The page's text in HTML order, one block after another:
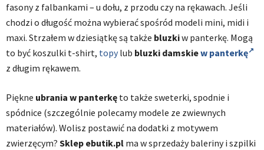
fasony z falbankami – u dołu, z przodu czy na rękawach. Jeśli
chodzi o długość można wybierać spośród modeli mini, midi i
maxi. Strzałem w dziesiątkę są także bluzkiw panterkę. Mogą
to być koszulki t-shirt, topylub bluzki damskiew panterkę
z długim rękawem.
Piękne ubrania w panterkę to także sweterki, spodnie i
spódnice (szczególnie polecamy modele ze zwiewnych
materiałów). Wolisz postawić na dodatki z motywem
zwierzęcym? Sklep ebutik.pl ma w sprzedaży baleriny i szpilki